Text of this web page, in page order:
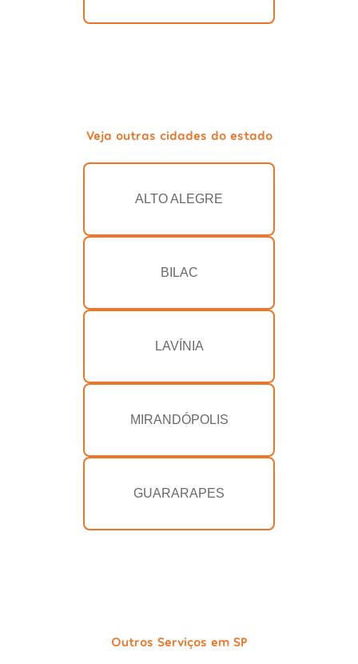
Veja outras cidades do estado
ALTO ALEGRE
BILAC
LAVÍNIA
MIRANDÓPOLIS
GUARARAPES
Outros Serviços em SP